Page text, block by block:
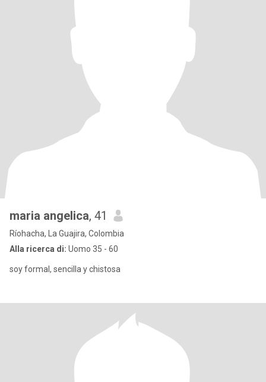
maria angelica, 41
Ríohacha, La Guajira, Colombia
Alla ricerca di: Uomo 35 - 60
soy formal, sencilla y chistosa